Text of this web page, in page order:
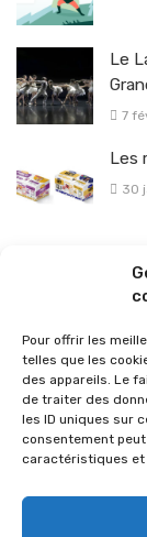
Pour offrir les
telles que les
des appareils. Le
de traiter des
les ID uniques sur
consentement
caractéristiques et
Le
7
Les
30